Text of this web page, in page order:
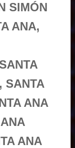
SIMÓN
ANA,
SANTA
ANA
ANA